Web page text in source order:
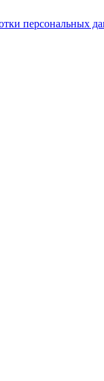
персональных